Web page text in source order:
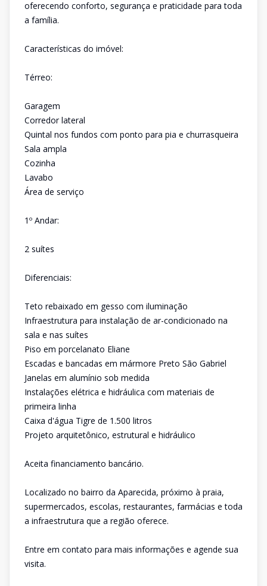
oferecendo conforto, segurança e praticidade para toda
a família.
Características do imóvel:
Térreo:
Garagem
Corredor lateral
Quintal nos fundos com ponto para pia e churrasqueira
Sala ampla
Cozinha
Lavabo
Área de serviço
1º Andar:
2 suítes
Diferenciais:
Teto rebaixado em gesso com iluminação
Infraestrutura para instalação de ar-condicionado na
sala e nas suítes
Piso em porcelanato Eliane
Escadas e bancadas em mármore Preto São Gabriel
Janelas em alumínio sob medida
Instalações elétrica e hidráulica com materiais de
primeira linha
Caixa d'água Tigre de 1.500 litros
Projeto arquitetônico, estrutural e hidráulico
Aceita financiamento bancário.
Localizado no bairro da Aparecida, próximo à praia,
supermercados, escolas, restaurantes, farmácias e toda
a infraestrutura que a região oferece.
Entre em contato para mais informações e agende sua
visita.